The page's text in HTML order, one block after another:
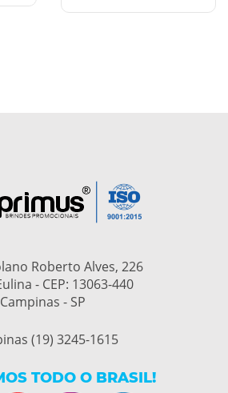
Roberto Alves, 226
- CEP: 13063-440
Campinas - SP
(19) 3245-1615
TODO O BRASIL!